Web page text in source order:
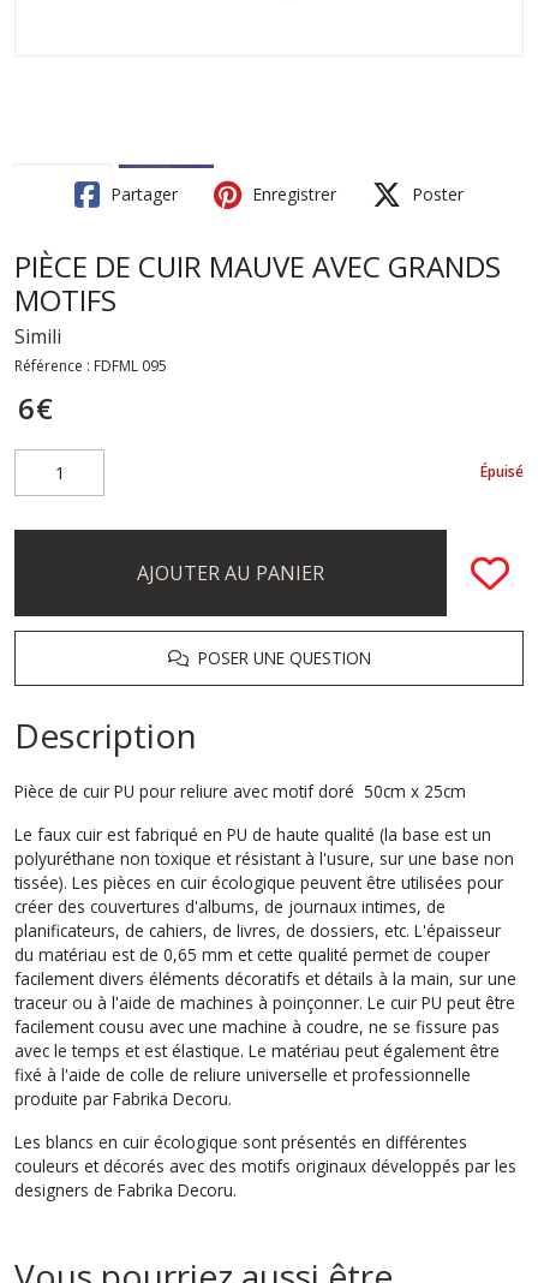
Partager Enregistrer Poster
PIÈCE DE CUIR MAUVE AVEC GRANDS
MOTIFS
Simili
Référence : FDFML 095
6€
Épuisé
AJOUTER AU PANIER
POSER UNE QUESTION
Description
Pièce de cuir PU pour reliure avec motif doré 50cm x 25cm
Le faux cuir est fabriqué en PU de haute qualité (la base est un
polyuréthane non toxique et résistant à l'usure, sur une base non
tissée). Les pièces en cuir écologique peuvent être utilisées pour
créer des couvertures d'albums, de journaux intimes, de
planificateurs, de cahiers, de livres, de dossiers, etc. L'épaisseur
du matériau est de 0,65 mm et cette qualité permet de couper
facilement divers éléments décoratifs et détails à la main, sur une
traceur ou à l'aide de machines à poinçonner. Le cuir PU peut être
facilement cousu avec une machine à coudre, ne se fissure pas
avec le temps et est élastique. Le matériau peut également être
fixé à l'aide de colle de reliure universelle et professionnelle
produite par Fabrika Decoru.
Les blancs en cuir écologique sont présentés en différentes
couleurs et décorés avec des motifs originaux développés par les
designers de Fabrika Decoru.